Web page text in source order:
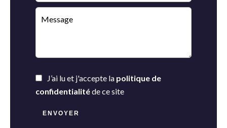
J’ai lu et j'accepte la politique de
confidentialitéde ce site
ENVOYER